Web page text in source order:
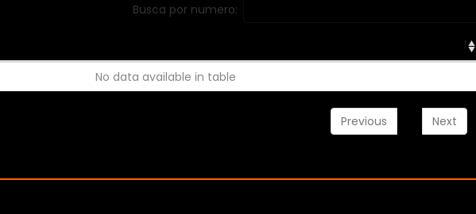
Busca por numero:
No data available in table
Previous Next